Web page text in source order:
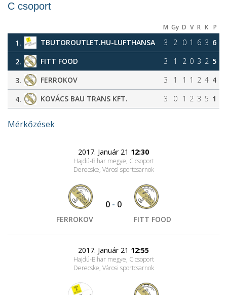
C csoport
M Gy D V R K P
1. TBUTOROUTLET.HU-LUFTHANSA 3 2 0 1 6 3 6
2.
FITT FOOD 3 1 2 0 3 2 5
3.
FERROKOV 3 1 1 1 2 4 4
4.
KOVÁCS BAU TRANS KFT. 3 0 1 2 3 5 1
Mérkőzések
2017. Január 21 12:30
Hajdú-Bihar megye, C csoport
Derecske, Városi sportcsarnok
FERROKOV
0 - 0
FITT FOOD
2017. Január 21 12:55
Hajdú-Bihar megye, C csoport
Derecske, Városi sportcsarnok